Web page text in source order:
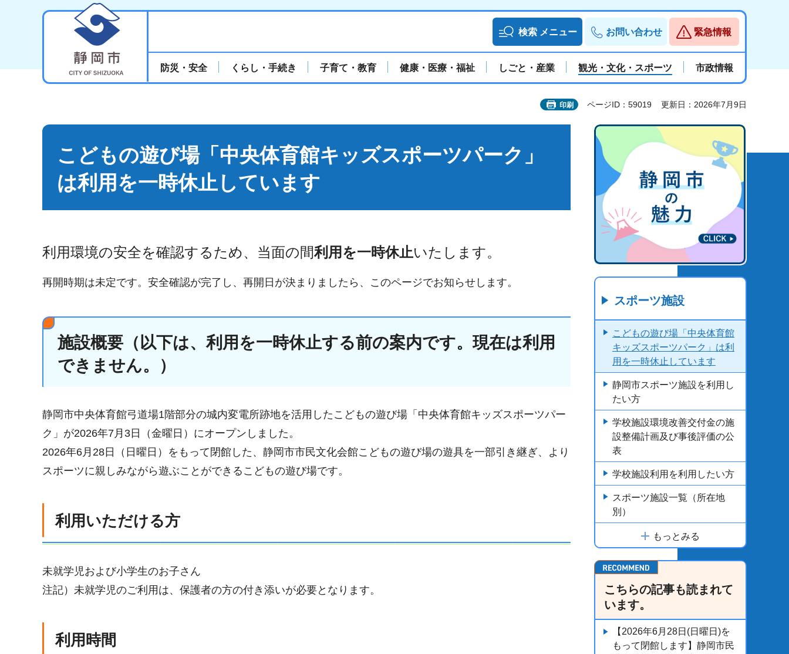
検索 メニュー お問い合わせ 緊急情報
防災・安全 くらし・手続き 子育て・教育 健康・医療・福祉 しごと・産業 観光・文化・スポーツ 市政情報
印刷 ページID：59019 更新日：2026年7月9日
こどもの遊び場「中央体育館キッズスポーツパーク」
は利用を一時休止しています
利用環境の安全を確認するため、当面の間利用を一時休止いたします。
再開時期は未定です。安全確認が完了し、再開日が決まりましたら、このページでお知らせします。
施設概要（以下は、利用を一時休止する前の案内です。現在は利用
できません。）
静岡市中央体育館弓道場1階部分の城内変電所跡地を活用したこどもの遊び場「中央体育館キッズスポーツパー
ク」が2026年7月3日（金曜日）にオープンしました。
2026年6月28日（日曜日）をもって閉館した、静岡市市民文化会館こどもの遊び場の遊具を一部引き継ぎ、より
スポーツに親しみながら遊ぶことができるこどもの遊び場です。
利用いただける方
未就学児および小学生のお子さん
注記）未就学児のご利用は、保護者の方の付き添いが必要となります。
利用時間
スポーツ施設
こどもの遊び場「中央体育館
キッズスポーツパーク」は利
用を一時休止しています
静岡市スポーツ施設を利用し
たい方
学校施設環境改善交付金の施
設整備計画及び事後評価の公
表
学校施設利用を利用したい方
スポーツ施設一覧（所在地
別）
もっとみる
こちらの記事も読まれて
います。
【2026年6月28日(日曜日)を
もって閉館します】静岡市民